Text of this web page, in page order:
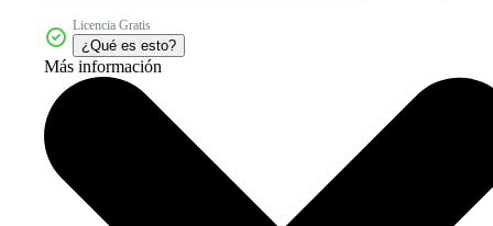
Licencia Gratis
¿Qué es esto?
Más información